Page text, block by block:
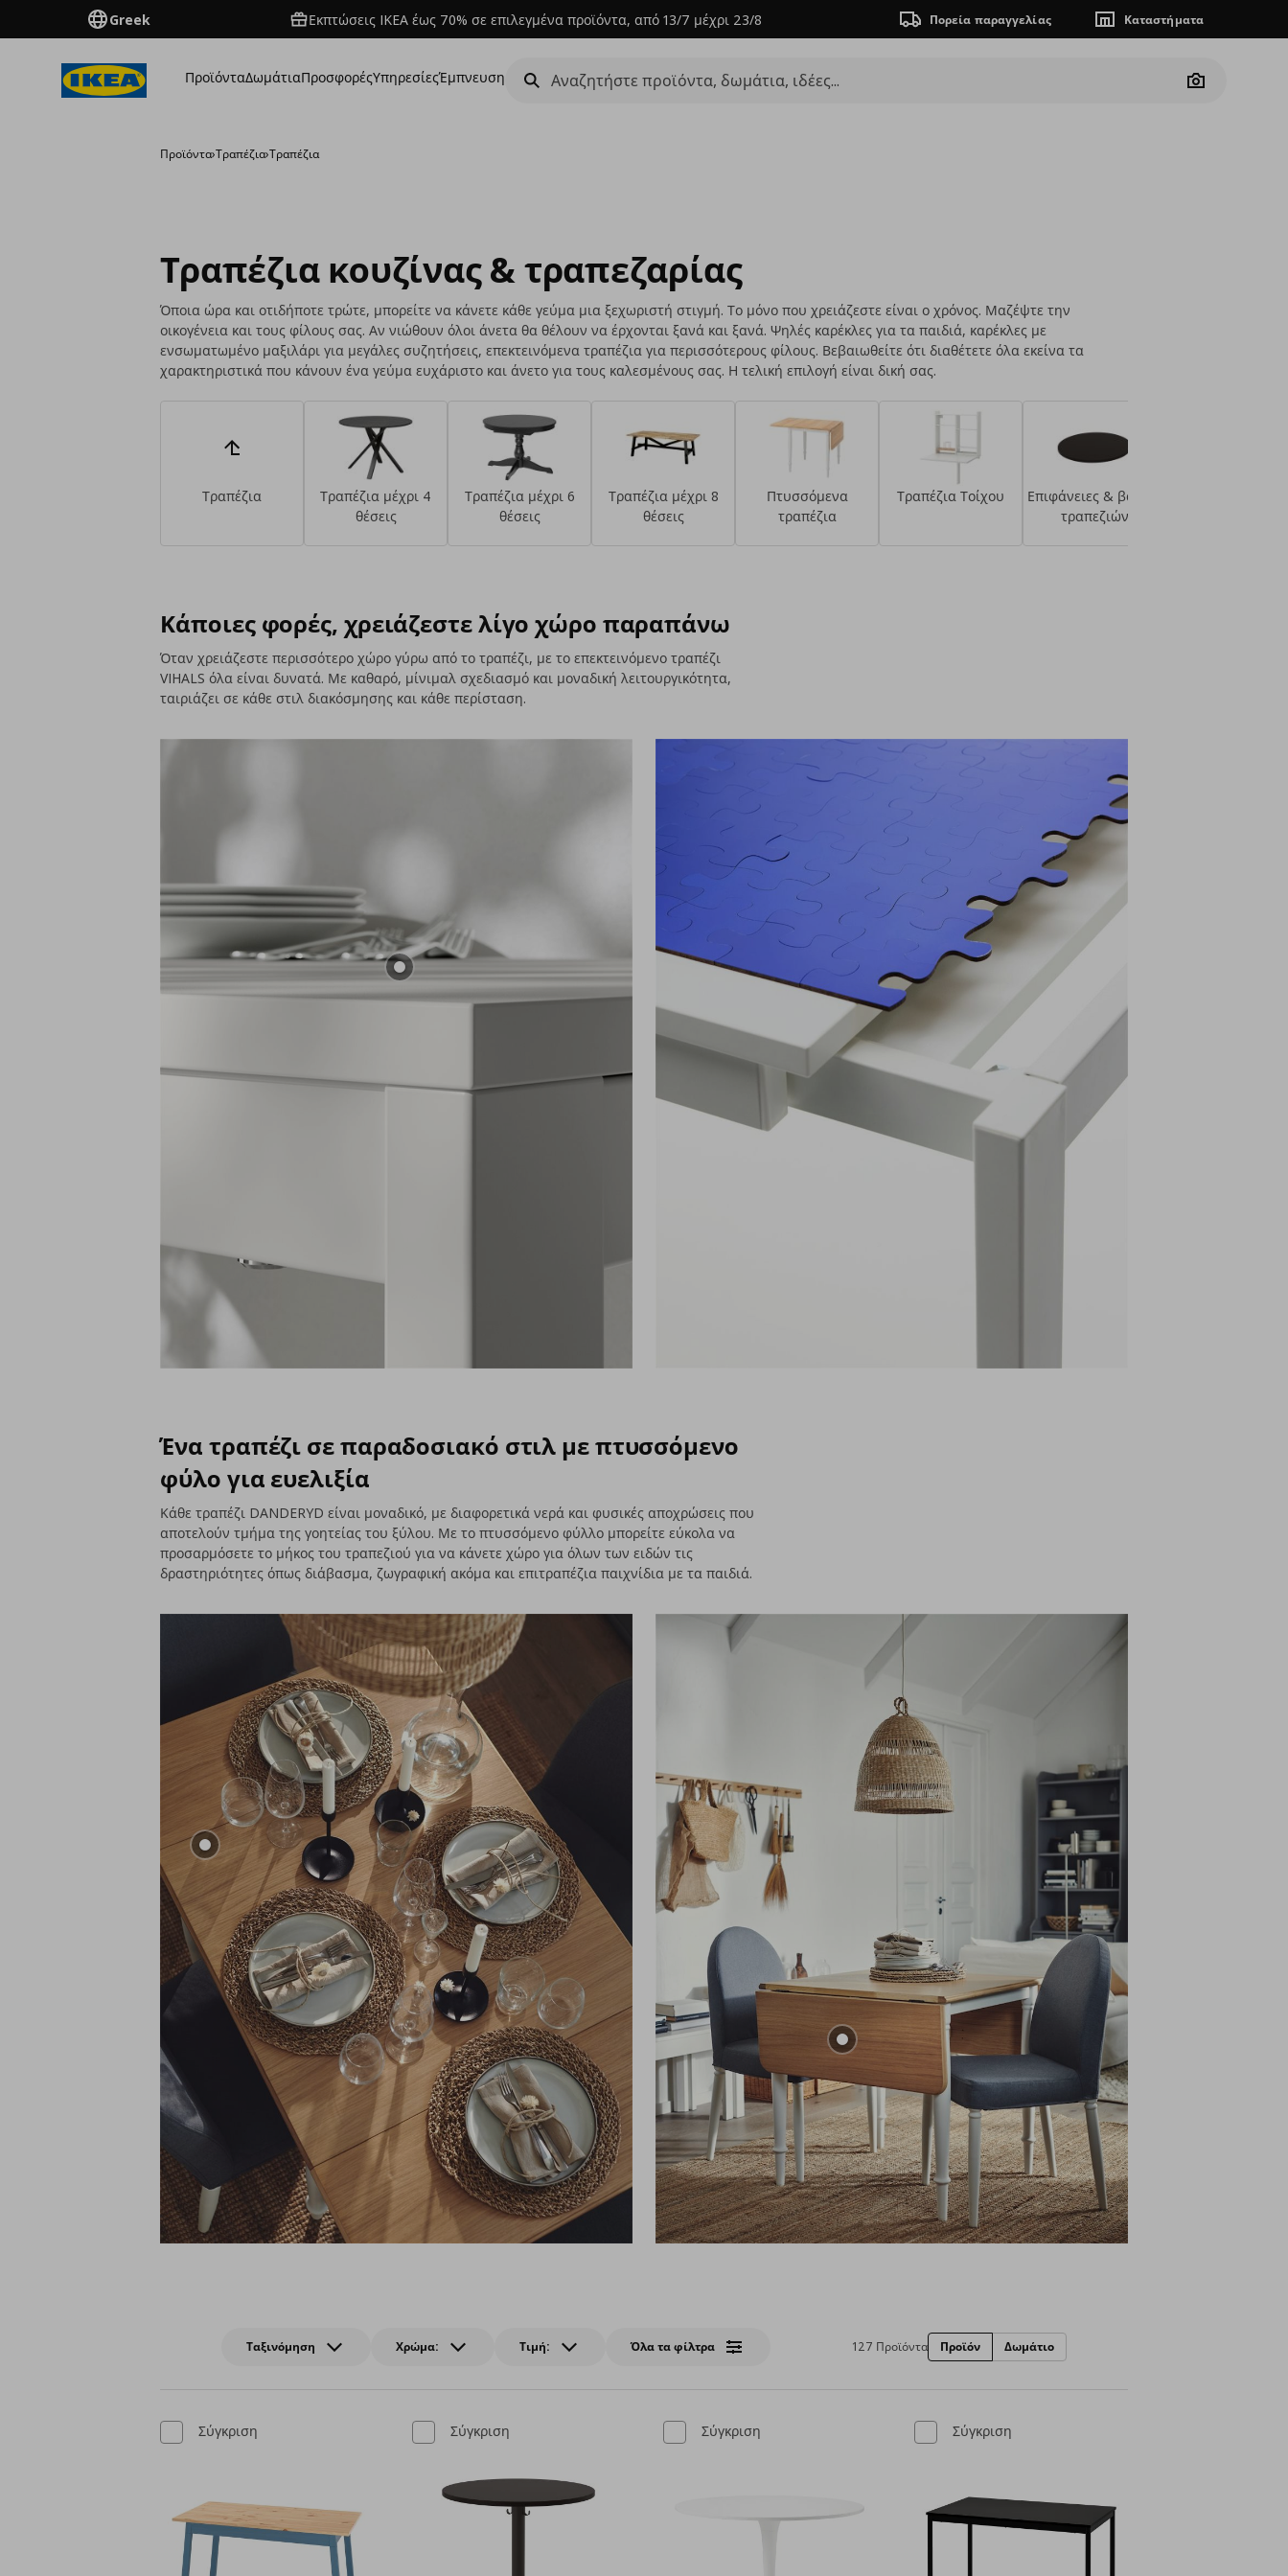
Greek Εκπτώσεις IKEA έως 70% σε επιλεγμένα προϊόντα, από 13/7 μέχρι 23/8 Πορεία παραγγελίας Καταστήματα
ΠροϊόνταΔωμάτιαΠροσφορέςΥπηρεσίεςΈμπνευση
Camera
Προϊόντα›Τραπέζια›Τραπέζια
Τραπέζια κουζίνας & τραπεζαρίας
Όποια ώρα και οτιδήποτε τρώτε, μπορείτε να κάνετε κάθε γεύμα μια ξεχωριστή στιγμή. Το μόνο που χρειάζεστε είναι ο χρόνος. Μαζέψτε την
οικογένεια και τους φίλους σας. Αν νιώθουν όλοι άνετα θα θέλουν να έρχονται ξανά και ξανά. Ψηλές καρέκλες για τα παιδιά, καρέκλες με
ενσωματωμένο μαξιλάρι για μεγάλες συζητήσεις, επεκτεινόμενα τραπέζια για περισσότερους φίλους. Βεβαιωθείτε ότι διαθέτετε όλα εκείνα τα
χαρακτηριστικά που κάνουν ένα γεύμα ευχάριστο και άνετο για τους καλεσμένους σας. Η τελική επιλογή είναι δική σας.
Τραπέζια
Τραπέζια μέχρι 4
θέσεις
Τραπέζια μέχρι 6
θέσεις
Τραπέζια μέχρι 8
θέσεις
Πτυσσόμενα
τραπέζια
Τραπέζια Τοίχου
Επιφάνειες & βάσεις
τραπεζιών
Κάποιες φορές, χρειάζεστε λίγο χώρο παραπάνω
Όταν χρειάζεστε περισσότερο χώρο γύρω από το τραπέζι, με το επεκτεινόμενο τραπέζι
VIHALS όλα είναι δυνατά. Με καθαρό, μίνιμαλ σχεδιασμό και μοναδική λειτουργικότητα,
ταιριάζει σε κάθε στιλ διακόσμησης και κάθε περίσταση.
Ένα τραπέζι σε παραδοσιακό στιλ με πτυσσόμενο
φύλο για ευελιξία
Κάθε τραπέζι DANDERYD είναι μοναδικό, με διαφορετικά νερά και φυσικές αποχρώσεις που
αποτελούν τμήμα της γοητείας του ξύλου. Με το πτυσσόμενο φύλλο μπορείτε εύκολα να
προσαρμόσετε το μήκος του τραπεζιού για να κάνετε χώρο για όλων των ειδών τις
δραστηριότητες όπως διάβασμα, ζωγραφική ακόμα και επιτραπέζια παιχνίδια με τα παιδιά.
Ταξινόμηση Χρώμα: Τιμή: Όλα τα φίλτρα 127 Προϊόντα Προϊόν Δωμάτιο
Σύγκριση Σύγκριση Σύγκριση Σύγκριση